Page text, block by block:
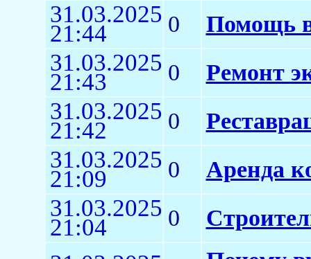
31.03.2025
21:44 0 Помощь в
31.03.2025
21:43 0 Ремонт
31.03.2025
21:42 0
31.03.2025
21:09 0 Аренда
31.03.2025
21:04 0